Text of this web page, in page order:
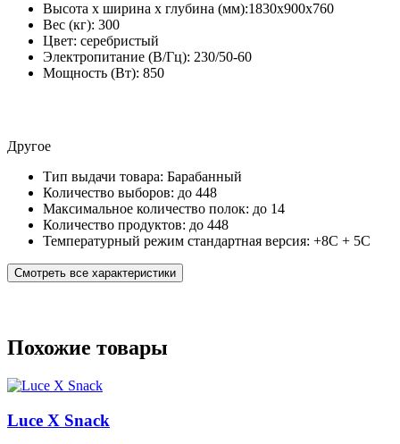
Высота х ширина х глубина (мм):1830х900х760
Вес (кг): 300
Цвет: серебристый
Электропитание (В/Гц): 230/50-60
Мощность (Вт): 850
Другое
Тип выдачи товара: Барабанный
Количество выборов: до 448
Максимальное количество полок: до 14
Количество продуктов: до 448
Температурный режим стандартная версия:
+8С + 5С
Смотреть все характеристики
Похожие товары
Luce X Snack